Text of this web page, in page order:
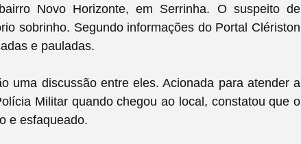
Novo Horizonte, em Serrinha. O suspeito de
sobrinho. Segundo informações do Portal Clériston
e pauladas.
uma discussão entre eles. Acionada para atender a
Militar quando chegou ao local, constatou que o
e esfaqueado.